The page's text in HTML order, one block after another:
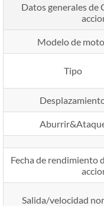
Datos generales de
Modelo de
Tipo
Fecha de rendimiento
Salida/velocidad